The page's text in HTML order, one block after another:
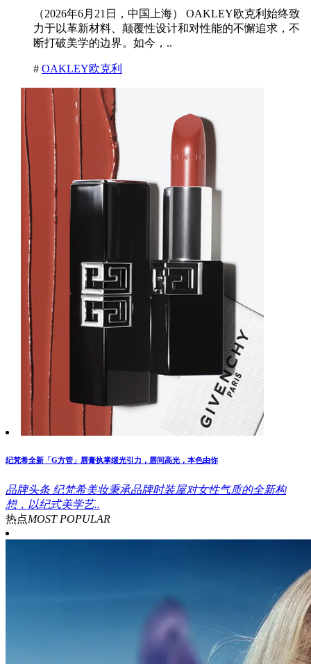
（2026年6月21日，中国上海） OAKLEY欧克利始终致
力于以革新材料、颠覆性设计和对性能的不懈追求，不
断打破美学的边界。如今，..
# OAKLEY欧克利
纪梵希全新「G方管」唇膏执掌缎光引力，唇间高光，本色由你
品牌头条 纪梵希美妆秉承品牌时装屋对女性气质的全新构
想，以纪式美学艺..
热点MOST POPULAR